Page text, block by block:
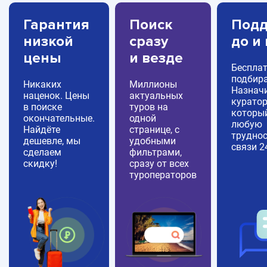
Гарантия
низкой
цены
Никаких
наценок. Цены
в поиске
окончательные.
Найдёте
дешевле, мы
сделаем
скидку!
Поиск
сразу
и везде
Миллионы
актуальных
туров на
одной
странице, с
удобными
фильтрами,
сразу от всех
туроператоров
до и
любую
связи